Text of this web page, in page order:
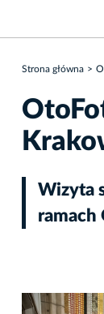
Strona główna
Wizyta
ramach